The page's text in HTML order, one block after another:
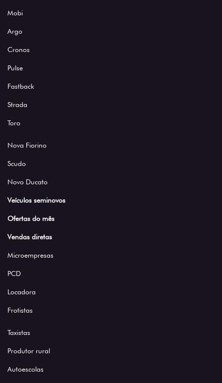
Mobi
Argo
Cronos
Pulse
Fastback
Strada
Toro
Nova Fiorino
Scudo
Novo Ducato
Veículos seminovos
Ofertas do mês
Vendas diretas
Microempresas
PCD
Locadora
Frotistas
Taxistas
Produtor rural
Autoescolas